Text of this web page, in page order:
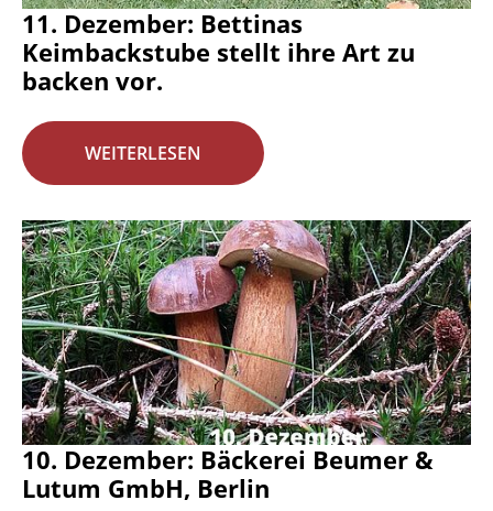
11. Dezember: Bettinas
Keimbackstube stellt ihre Art zu
backen vor.
WEITERLESEN
10. Dezember: Bäckerei Beumer &
Lutum GmbH, Berlin